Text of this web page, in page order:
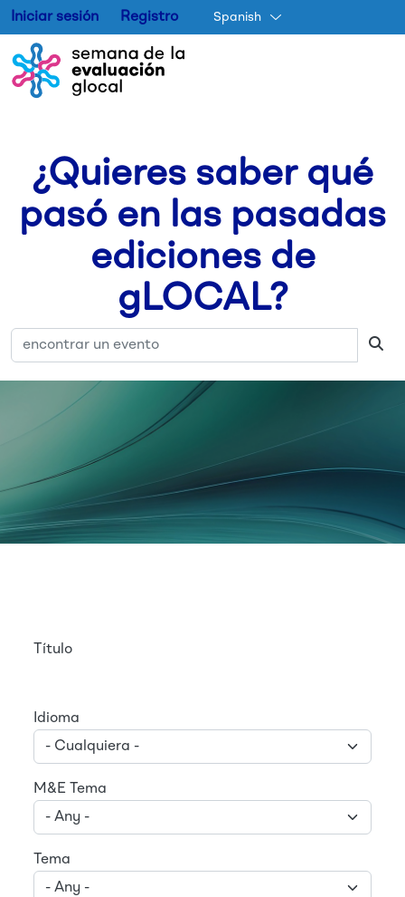
Iniciar sesión Registro Spanish
¿Quieres saber qué
pasó en las pasadas
ediciones de
gLOCAL?
Título
Idioma
M&E Tema
Tema